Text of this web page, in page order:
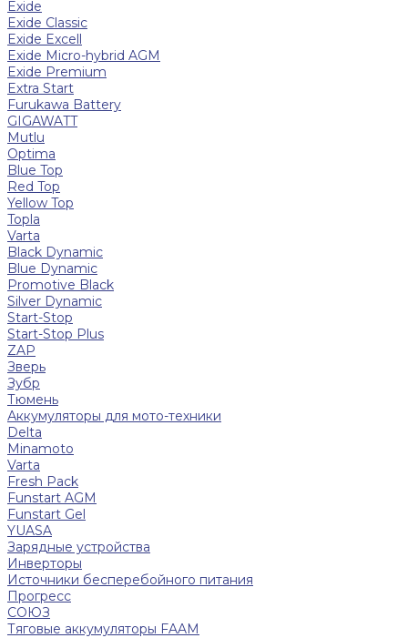
Exide
Exide Classic
Exide Excell
Exide Micro-hybrid AGM
Exide Premium
Extra Start
Furukawa Battery
GIGAWATT
Mutlu
Optima
Blue Top
Red Top
Yellow Top
Topla
Varta
Black Dynamic
Blue Dynamic
Promotive Black
Silver Dynamic
Start-Stop
Start-Stop Plus
ZAP
Зверь
Зубр
Тюмень
Аккумуляторы для мото-техники
Delta
Minamoto
Varta
Fresh Pack
Funstart AGM
Funstart Gel
YUASA
Зарядные устройства
Инверторы
Источники бесперебойного питания
Прогресс
СОЮЗ
Тяговые аккумуляторы FAAM